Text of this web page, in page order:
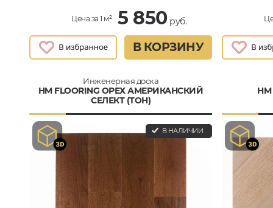
Цена за 1 м² 5 850руб.
В КОРЗИНУ
Инженерная доска
HM FLOORING ОРЕХ АМЕРИКАНСКИЙ
СЕЛЕКТ (ТОН)
В НАЛИЧИИ